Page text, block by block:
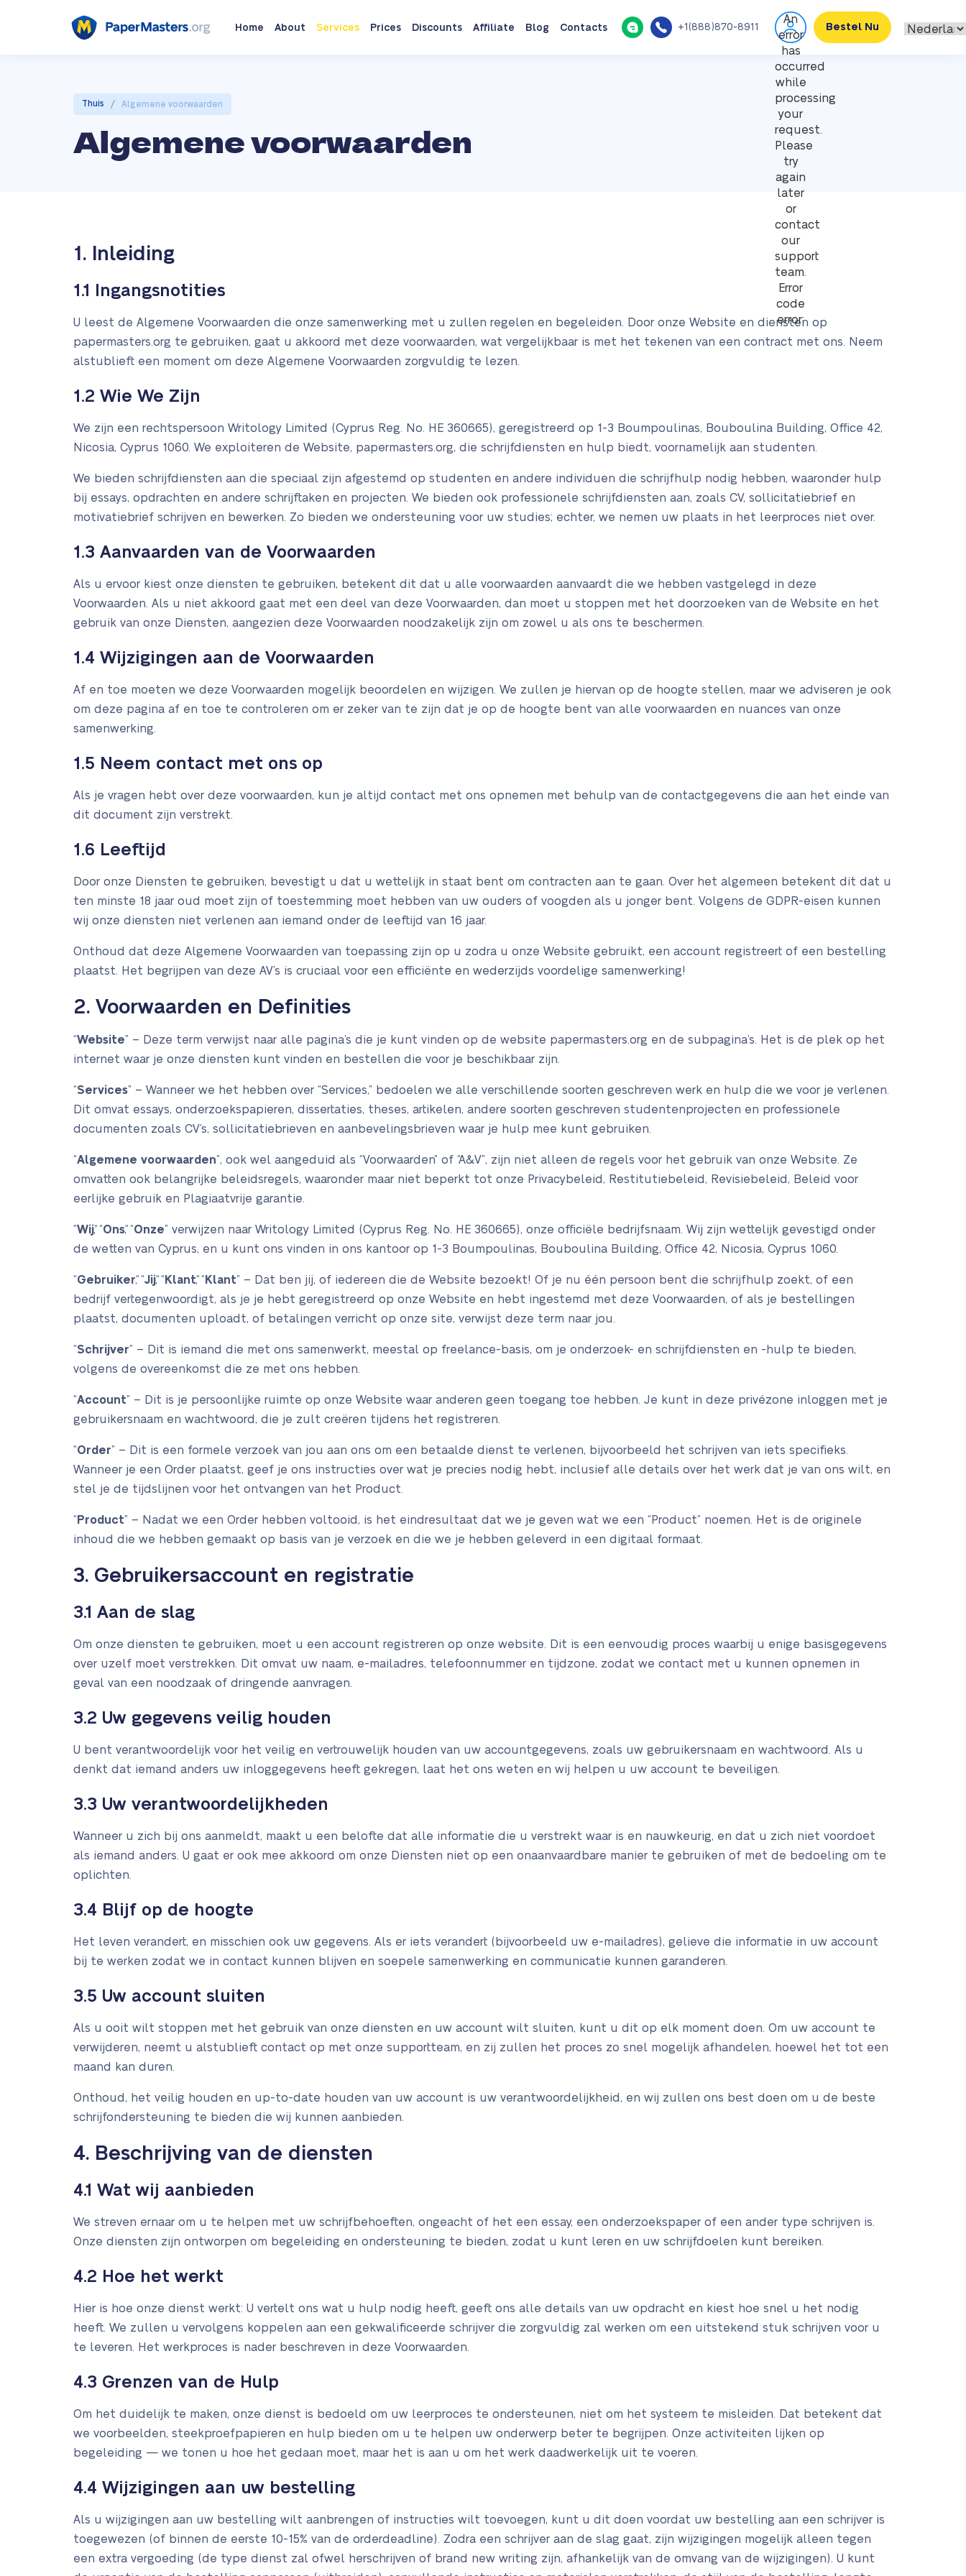
Home About Services Prices Discounts Affiliate Blog Contacts +1(888)870-8911
An
error
has
occurred
while
processing
your
request.
Please
try
again
later
or
contact
our
support
team.
Error
code
error:
Bestel Nu
Thuis / Algemene voorwaarden
Algemene voorwaarden
1. Inleiding
1.1 Ingangsnotities
U leest de Algemene Voorwaarden die onze samenwerking met u zullen regelen en begeleiden. Door onze Website en diensten op
papermasters.org te gebruiken, gaat u akkoord met deze voorwaarden, wat vergelijkbaar is met het tekenen van een contract met ons. Neem
alstublieft een moment om deze Algemene Voorwaarden zorgvuldig te lezen.
1.2 Wie We Zijn
We zijn een rechtspersoon Writology Limited (Cyprus Reg. No. HE 360665), geregistreerd op 1-3 Boumpoulinas, Bouboulina Building, Office 42,
Nicosia, Cyprus 1060. We exploiteren de Website, papermasters.org, die schrijfdiensten en hulp biedt, voornamelijk aan studenten.
We bieden schrijfdiensten aan die speciaal zijn afgestemd op studenten en andere individuen die schrijfhulp nodig hebben, waaronder hulp
bij essays, opdrachten en andere schrijftaken en projecten. We bieden ook professionele schrijfdiensten aan, zoals CV, sollicitatiebrief en
motivatiebrief schrijven en bewerken. Zo bieden we ondersteuning voor uw studies; echter, we nemen uw plaats in het leerproces niet over.
1.3 Aanvaarden van de Voorwaarden
Als u ervoor kiest onze diensten te gebruiken, betekent dit dat u alle voorwaarden aanvaardt die we hebben vastgelegd in deze
Voorwaarden. Als u niet akkoord gaat met een deel van deze Voorwaarden, dan moet u stoppen met het doorzoeken van de Website en het
gebruik van onze Diensten, aangezien deze Voorwaarden noodzakelijk zijn om zowel u als ons te beschermen.
1.4 Wijzigingen aan de Voorwaarden
Af en toe moeten we deze Voorwaarden mogelijk beoordelen en wijzigen. We zullen je hiervan op de hoogte stellen, maar we adviseren je ook
om deze pagina af en toe te controleren om er zeker van te zijn dat je op de hoogte bent van alle voorwaarden en nuances van onze
samenwerking.
1.5 Neem contact met ons op
Als je vragen hebt over deze voorwaarden, kun je altijd contact met ons opnemen met behulp van de contactgegevens die aan het einde van
dit document zijn verstrekt.
1.6 Leeftijd
Door onze Diensten te gebruiken, bevestigt u dat u wettelijk in staat bent om contracten aan te gaan. Over het algemeen betekent dit dat u
ten minste 18 jaar oud moet zijn of toestemming moet hebben van uw ouders of voogden als u jonger bent. Volgens de GDPR-eisen kunnen
wij onze diensten niet verlenen aan iemand onder de leeftijd van 16 jaar.
Onthoud dat deze Algemene Voorwaarden van toepassing zijn op u zodra u onze Website gebruikt, een account registreert of een bestelling
plaatst. Het begrijpen van deze AV’s is cruciaal voor een efficiënte en wederzijds voordelige samenwerking!
2. Voorwaarden en Definities
“Website” – Deze term verwijst naar alle pagina’s die je kunt vinden op de website papermasters.org en de subpagina’s. Het is de plek op het
internet waar je onze diensten kunt vinden en bestellen die voor je beschikbaar zijn.
“Services” – Wanneer we het hebben over “Services,” bedoelen we alle verschillende soorten geschreven werk en hulp die we voor je verlenen.
Dit omvat essays, onderzoekspapieren, dissertaties, theses, artikelen, andere soorten geschreven studentenprojecten en professionele
documenten zoals CV’s, sollicitatiebrieven en aanbevelingsbrieven waar je hulp mee kunt gebruiken.
“Algemene voorwaarden”, ook wel aangeduid als “Voorwaarden” of “A&V”, zijn niet alleen de regels voor het gebruik van onze Website. Ze
omvatten ook belangrijke beleidsregels, waaronder maar niet beperkt tot onze Privacybeleid, Restitutiebeleid, Revisiebeleid, Beleid voor
eerlijke gebruik en Plagiaatvrije garantie.
“Wij“, “Ons“, “Onze” verwijzen naar Writology Limited (Cyprus Reg. No. HE 360665), onze officiële bedrijfsnaam. Wij zijn wettelijk gevestigd onder
de wetten van Cyprus, en u kunt ons vinden in ons kantoor op 1-3 Boumpoulinas, Bouboulina Building, Office 42, Nicosia, Cyprus 1060.
“Gebruiker“, “Jij“, “ Klant“, “ Klant” – Dat ben jij, of iedereen die de Website bezoekt! Of je nu één persoon bent die schrijfhulp zoekt, of een
bedrijf vertegenwoordigt, als je je hebt geregistreerd op onze Website en hebt ingestemd met deze Voorwaarden, of als je bestellingen
plaatst, documenten uploadt, of betalingen verricht op onze site, verwijst deze term naar jou.
“Schrijver” – Dit is iemand die met ons samenwerkt, meestal op freelance-basis, om je onderzoek- en schrijfdiensten en -hulp te bieden,
volgens de overeenkomst die ze met ons hebben.
“Account” – Dit is je persoonlijke ruimte op onze Website waar anderen geen toegang toe hebben. Je kunt in deze privézone inloggen met je
gebruikersnaam en wachtwoord, die je zult creëren tijdens het registreren.
“Order” – Dit is een formele verzoek van jou aan ons om een betaalde dienst te verlenen, bijvoorbeeld het schrijven van iets specifieks.
Wanneer je een Order plaatst, geef je ons instructies over wat je precies nodig hebt, inclusief alle details over het werk dat je van ons wilt, en
stel je de tijdslijnen voor het ontvangen van het Product.
“ Product” – Nadat we een Order hebben voltooid, is het eindresultaat dat we je geven wat we een “Product” noemen. Het is de originele
inhoud die we hebben gemaakt op basis van je verzoek en die we je hebben geleverd in een digitaal formaat.
3. Gebruikersaccount en registratie
3.1 Aan de slag
Om onze diensten te gebruiken, moet u een account registreren op onze website. Dit is een eenvoudig proces waarbij u enige basisgegevens
over uzelf moet verstrekken. Dit omvat uw naam, e-mailadres, telefoonnummer en tijdzone, zodat we contact met u kunnen opnemen in
geval van een noodzaak of dringende aanvragen.
3.2 Uw gegevens veilig houden
U bent verantwoordelijk voor het veilig en vertrouwelijk houden van uw accountgegevens, zoals uw gebruikersnaam en wachtwoord. Als u
denkt dat iemand anders uw inloggegevens heeft gekregen, laat het ons weten en wij helpen u uw account te beveiligen.
3.3 Uw verantwoordelijkheden
Wanneer u zich bij ons aanmeldt, maakt u een belofte dat alle informatie die u verstrekt waar is en nauwkeurig, en dat u zich niet voordoet
als iemand anders. U gaat er ook mee akkoord om onze Diensten niet op een onaanvaardbare manier te gebruiken of met de bedoeling om te
oplichten.
3.4 Blijf op de hoogte
Het leven verandert, en misschien ook uw gegevens. Als er iets verandert (bijvoorbeeld uw e-mailadres), gelieve die informatie in uw account
bij te werken zodat we in contact kunnen blijven en soepele samenwerking en communicatie kunnen garanderen.
3.5 Uw account sluiten
Als u ooit wilt stoppen met het gebruik van onze diensten en uw account wilt sluiten, kunt u dit op elk moment doen. Om uw account te
verwijderen, neemt u alstublieft contact op met onze supportteam, en zij zullen het proces zo snel mogelijk afhandelen, hoewel het tot een
maand kan duren.
Onthoud, het veilig houden en up-to-date houden van uw account is uw verantwoordelijkheid, en wij zullen ons best doen om u de beste
schrijfondersteuning te bieden die wij kunnen aanbieden.
4. Beschrijving van de diensten
4.1 Wat wij aanbieden
We streven ernaar om u te helpen met uw schrijfbehoeften, ongeacht of het een essay, een onderzoekspaper of een ander type schrijven is.
Onze diensten zijn ontworpen om begeleiding en ondersteuning te bieden, zodat u kunt leren en uw schrijfdoelen kunt bereiken.
4.2 Hoe het werkt
Hier is hoe onze dienst werkt: U vertelt ons wat u hulp nodig heeft, geeft ons alle details van uw opdracht en kiest hoe snel u het nodig
heeft. We zullen u vervolgens koppelen aan een gekwalificeerde schrijver die zorgvuldig zal werken om een uitstekend stuk schrijven voor u
te leveren. Het werkproces is nader beschreven in deze Voorwaarden.
4.3 Grenzen van de Hulp
Om het duidelijk te maken, onze dienst is bedoeld om uw leerproces te ondersteunen, niet om het systeem te misleiden. Dat betekent dat
we voorbeelden, steekproefpapieren en hulp bieden om u te helpen uw onderwerp beter te begrijpen. Onze activiteiten lijken op
begeleiding — we tonen u hoe het gedaan moet, maar het is aan u om het werk daadwerkelijk uit te voeren.
4.4 Wijzigingen aan uw bestelling
Als u wijzigingen aan uw bestelling wilt aanbrengen of instructies wilt toevoegen, kunt u dit doen voordat uw bestelling aan een schrijver is
toegewezen (of binnen de eerste 10-15% van de orderdeadline). Zodra een schrijver aan de slag gaat, zijn wijzigingen mogelijk alleen tegen
een extra vergoeding (de type dienst zal ofwel herschrijven of brand new writing zijn, afhankelijk van de omvang van de wijzigingen). U kunt